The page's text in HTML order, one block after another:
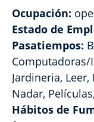
Ocupación:
Estado de
Pasatiempos:
Computadoras/
Jardineria,
Nadar,
Hábitos de